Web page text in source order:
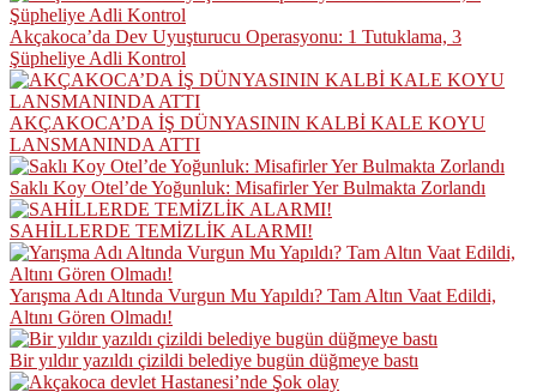
Akçakoca’da Dev Uyuşturucu Operasyonu: 1 Tutuklama, 3
Şüpheliye Adli Kontrol
AKÇAKOCA’DA İŞ DÜNYASININ KALBİ KALE KOYU
LANSMANINDA ATTI
Saklı Koy Otel’de Yoğunluk: Misafirler Yer Bulmakta Zorlandı
SAHİLLERDE TEMİZLİK ALARMI!
Yarışma Adı Altında Vurgun Mu Yapıldı? Tam Altın Vaat Edildi,
Altını Gören Olmadı!
Bir yıldır yazıldı çizildi belediye bugün düğmeye bastı